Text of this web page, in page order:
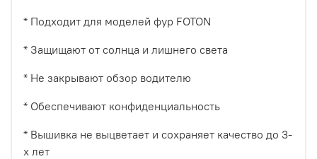
* Подходит для моделей фур FOTON
* Защищают от солнца и лишнего света
* Не закрывают обзор водителю
* Обеспечивают конфиденциальность
* Вышивка не выцветает и сохраняет качество до 3-
х лет